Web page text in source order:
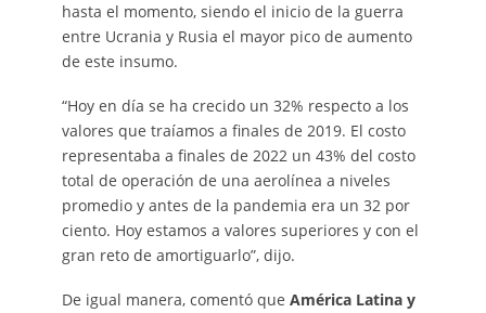
hasta el momento, siendo el inicio de la guerra
entre Ucrania y Rusia el mayor pico de aumento
de este insumo.
“Hoy en día se ha crecido un 32% respecto a los
valores que traíamos a finales de 2019. El costo
representaba a finales de 2022 un 43% del costo
total de operación de una aerolínea a niveles
promedio y antes de la pandemia era un 32 por
ciento. Hoy estamos a valores superiores y con el
gran reto de amortiguarlo”, dijo.
De igual manera, comentó que América Latina y